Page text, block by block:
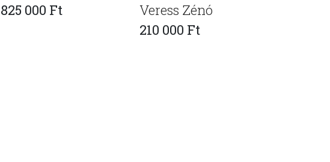
825 000 Ft
Veress Zénó
210 000 Ft